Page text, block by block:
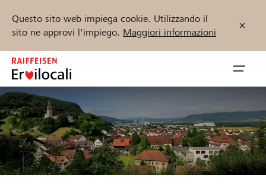
Questo sito web impiega cookie. Utilizzando il
sito ne approvi l'impiego. Maggiori informazioni
Zum
Inhalt
springen
öffnen
Trova progetti e organizzazioni
Inizia ora